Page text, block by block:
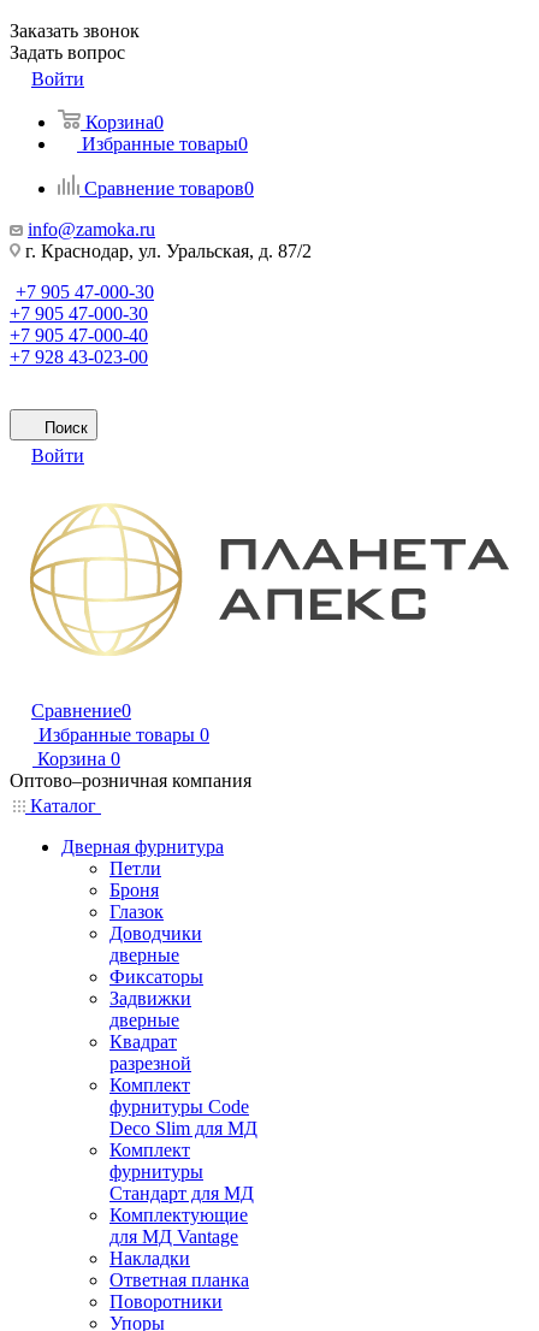
Заказать звонок
Задать вопрос
Войти
Корзина0
Избранные товары0
Сравнение товаров0
info@zamoka.ru
г. Краснодар, ул. Уральская, д. 87/2
+7 905 47-000-30
+7 905 47-000-30
+7 905 47-000-40
+7 928 43-023-00
Поиск
Войти
Сравнение0
Избранные товары 0
Корзина 0
Оптово–розничная компания
Каталог
Дверная фурнитура
Петли
Броня
Глазок
Доводчики
дверные
Фиксаторы
Задвижки
дверные
Квадрат
разрезной
Комплект
фурнитуры Code
Deco Slim для МД
Комплект
фурнитуры
Стандарт для МД
Комплектующие
для МД Vantage
Накладки
Ответная планка
Поворотники
Упоры